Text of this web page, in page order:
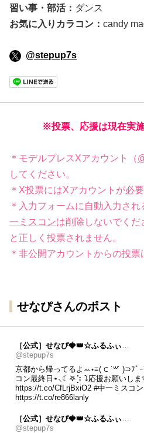
習い事・部活： ダンス
お気に入りカラコン ： candy
@stepup7s
※投票、応援は現在実
＊モデルプレスXアカウント（
してください。
＊X投票にはXアカウントが必要
＊入力フォームに自動入力さ
一ミスコンは削除しないでくだ
と正しく投票されません。
＊非公開アカウントからの投票
せなぴさんのポスト
@stepup7s
京都から帰ってるよꕀ⋆≡( ⊂ ˙꒳​˙ )⊃ﾌﾞ
コン最終日⋆⸜☾𖤐⡱ ⤵応援お願いしま
https://t.co/CfLrjBxiO2 #中一ミスコン
https://t.co/re866lanly
@stepup7s